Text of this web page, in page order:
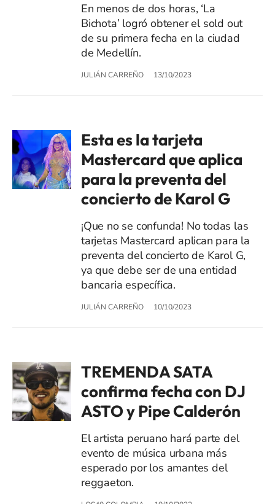
En menos de dos horas, ‘La
Bichota’ logró obtener el sold out
de su primera fecha en la ciudad
de Medellín.
JULIÁN CARREÑO 13/10/2023
Esta es la tarjeta
Mastercard que aplica
para la preventa del
concierto de Karol G
¡Que no se confunda! No todas las
tarjetas Mastercard aplican para la
preventa del concierto de Karol G,
ya que debe ser de una entidad
bancaria específica.
JULIÁN CARREÑO 10/10/2023
TREMENDA SATA
confirma fecha con DJ
ASTO y Pipe Calderón
El artista peruano hará parte del
evento de música urbana más
esperado por los amantes del
reggaeton.